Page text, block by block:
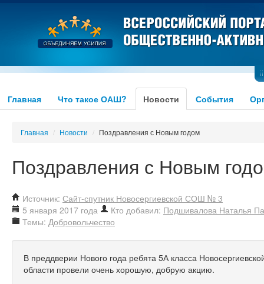
Главная Что такое ОАШ? Новости События
Главная / Новости / Поздравления с Новым годом
Поздравления с Новым
Источник: Сайт-спутник Новосергиевской СОШ № 3
5 января 2017 года
Кто добавил: Подшивалова Наталья
Темы: Добровольчество
В преддверии Нового года ребята 5А класса
области провели очень хорошую, добрую акцию.